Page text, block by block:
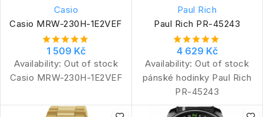
Casio
Casio MRW-230H-1E2VEF
1 509 Kč
Availability: Out of stock
Casio MRW-230H-1E2VEF
Paul Rich
Paul Rich PR-45243
4 629 Kč
Availability: Out of stock
pánské hodinky Paul Rich
PR-45243